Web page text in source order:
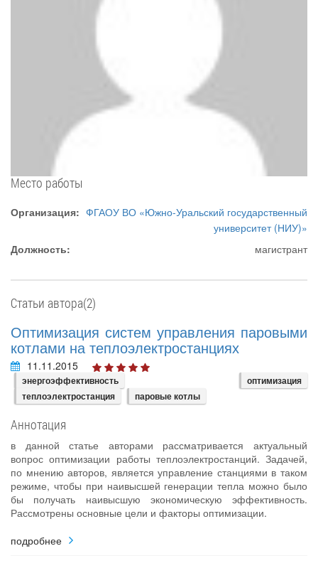
Место работы
Организация: ФГАОУ ВО «Южно-Уральский государственный
университет (НИУ)»
Должность:
магистрант
Статьи автора(2)
Оптимизация систем управления паровыми
котлами на теплоэлектростанциях
11.11.2015
энергоэффективность
оптимизация
теплоэлектростанция
паровые котлы
Аннотация
в данной статье авторами рассматривается актуальный
вопрос оптимизации работы теплоэлектростанций. Задачей,
по мнению авторов, является управление станциями в таком
режиме, чтобы при наивысшей генерации тепла можно было
бы получать наивысшую экономическую эффективность.
Рассмотрены основные цели и факторы оптимизации.
подробнее